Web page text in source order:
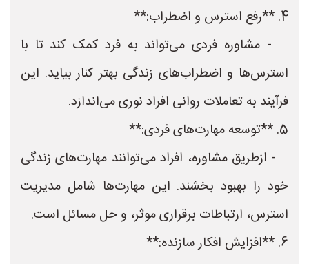
4. **رفع استرس و اضطراب:**
- مشاوره فردی می‌تواند به فرد کمک کند تا با
استرس‌ها و اضطراب‌های زندگی بهتر کنار بیاید. این
فرآیند به تعاملات روانی افراد نوری می‌اندازد.
5. **توسعه مهارت‌های فردی:**
- ازطریق مشاوره، افراد می‌توانند مهارت‌های زندگی
خود را بهبود بخشند. این مهارت‌ها شامل مدیریت
استرس، ارتباطات برقراری موثر، و حل مسائل است.
6. **افزایش افکار سازنده:**